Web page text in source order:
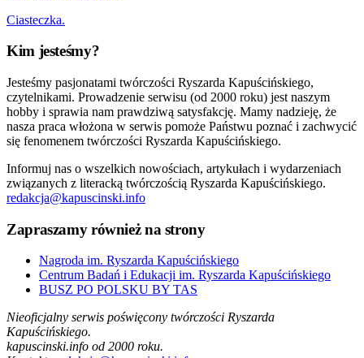
Ciasteczka.
Kim jesteśmy?
Jesteśmy pasjonatami twórczości Ryszarda Kapuścińskiego,
czytelnikami. Prowadzenie serwisu (od 2000 roku) jest naszym
hobby i sprawia nam prawdziwą satysfakcję. Mamy nadzieję, że
nasza praca włożona w serwis pomoże Państwu poznać i zachwycić
się fenomenem twórczości Ryszarda Kapuścińskiego.
Informuj nas o wszelkich nowościach, artykułach i wydarzeniach
związanych z literacką twórczością Ryszarda Kapuścińskiego.
redakcja@kapuscinski.info
Zapraszamy również na strony
Nagroda im. Ryszarda Kapuścińskiego
Centrum Badań i Edukacji im. Ryszarda Kapuścińskiego
BUSZ PO POLSKU BY TAS
Nieoficjalny serwis poświęcony twórczości Ryszarda
Kapuścińskiego.
kapuscinski.info od 2000 roku.